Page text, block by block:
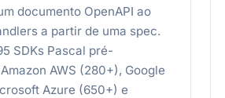
documento OpenAPI ao
a partir de uma spec.
SDKs Pascal pré-
AWS (280+), Google
Azure (650+) e